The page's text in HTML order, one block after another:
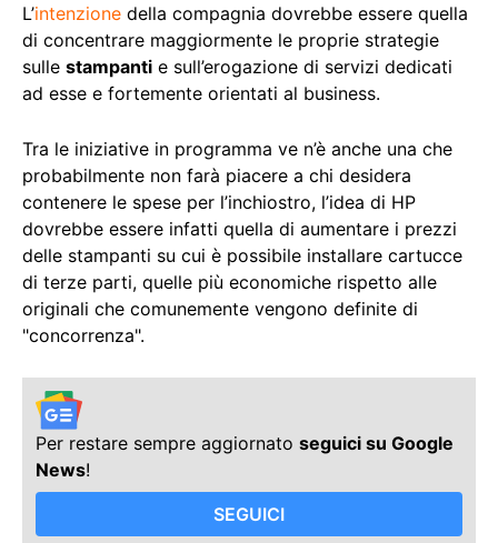
L’intenzione della compagnia dovrebbe essere quella
di concentrare maggiormente le proprie strategie
sulle stampanti e sull’erogazione di servizi dedicati
ad esse e fortemente orientati al business.
Tra le iniziative in programma ve n’è anche una che
probabilmente non farà piacere a chi desidera
contenere le spese per l’inchiostro, l’idea di HP
dovrebbe essere infatti quella di aumentare i prezzi
delle stampanti su cui è possibile installare cartucce
di terze parti, quelle più economiche rispetto alle
originali che comunemente vengono definite di
"concorrenza".
Per restare sempre aggiornato seguici su Google
News!
SEGUICI